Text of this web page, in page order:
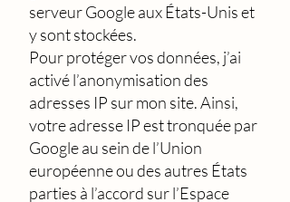
serveur Google aux États-Unis et
y sont stockées.
Pour protéger vos données, j’ai
activé l’anonymisation des
adresses IP sur mon site. Ainsi,
votre adresse IP est tronquée par
Google au sein de l’Union
européenne ou des autres États
parties à l’accord sur l’Espace